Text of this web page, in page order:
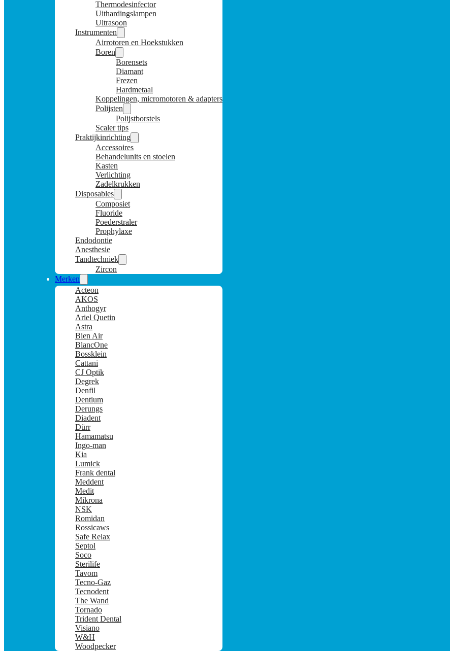
Thermodesinfector
Uithardingslampen
Ultrasoon
Instrumenten
Airrotoren en Hoekstukken
Boren
Borensets
Diamant
Frezen
Hardmetaal
Koppelingen, micromotoren & adapters
Polijsten
Polijstborstels
Scaler tips
Praktijkinrichting
Accessoires
Behandelunits en stoelen
Kasten
Verlichting
Zadelkrukken
Disposables
Composiet
Fluoride
Poederstraler
Prophylaxe
Endodontie
Anesthesie
Tandtechniek
Zircon
Merken
Acteon
AKOS
Anthogyr
Ariel Quetin
Astra
Bien Air
BlancOne
Bossklein
Cattani
CJ Optik
Degrek
Denfil
Dentium
Derungs
Diadent
Dürr
Hamamatsu
Ingo-man
Kia
Lumick
Frank dental
Meddent
Medit
Mikrona
NSK
Romidan
Rossicaws
Safe Relax
Septol
Soco
Sterilife
Tavom
Tecno-Gaz
Tecnodent
The Wand
Tornado
Trident Dental
Visiano
W&H
Woodpecker